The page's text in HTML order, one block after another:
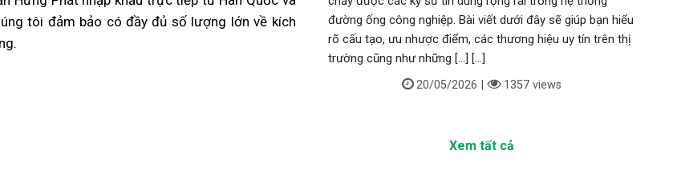
tôi đảm bảo có đầy đủ số lượng lớn về kích
đường ống công nghiệp. Bài viết dưới đây sẽ giúp bạn hiểu
rõ cấu tạo, ưu nhược điểm, các thương hiệu uy tín trên thị
trường cũng như những [...] [...]
20/05/2026 1357 views
Xem tất cả